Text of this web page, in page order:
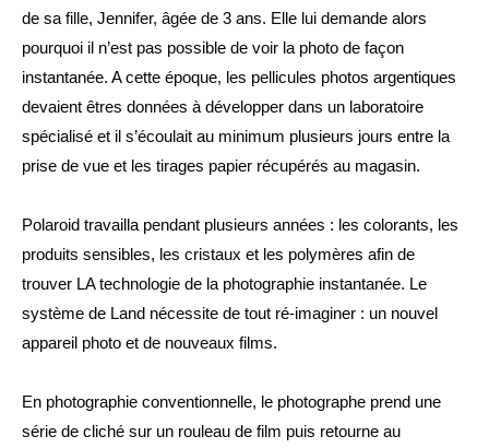
de sa fille, Jennifer, âgée de 3 ans. Elle lui demande alors
pourquoi il n’est pas possible de voir la photo de façon
instantanée. A cette époque, les pellicules photos argentiques
devaient êtres données à développer dans un laboratoire
spécialisé et il s’écoulait au minimum plusieurs jours entre la
prise de vue et les tirages papier récupérés au magasin.
Polaroid travailla pendant plusieurs années : les colorants, les
produits sensibles, les cristaux et les polymères afin de
trouver LA technologie de la photographie instantanée. Le
système de Land nécessite de tout ré-imaginer : un nouvel
appareil photo et de nouveaux films.
En photographie conventionnelle, le photographe prend une
série de cliché sur un rouleau de film puis retourne au